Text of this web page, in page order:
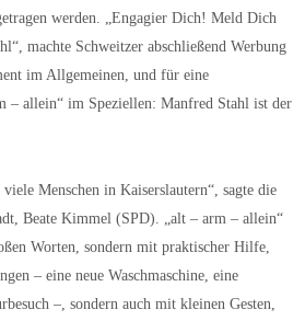
werden. „Engagier Dich! Meld Dich
machte Schweitzer abschließend Werbung
im Allgemeinen, und für eine
– allein“ im Speziellen: Manfred Stahl ist der
Menschen in Kaiserslautern“, sagte die
Beate Kimmel (SPD). „alt – arm – allein“
Worten, sondern mit praktischer Hilfe,
– eine neue Waschmaschine, eine
–, sondern auch mit kleinen Gesten,